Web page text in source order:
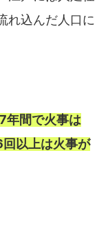
れ込んだ人口に
年間で火事は
以上は火事が